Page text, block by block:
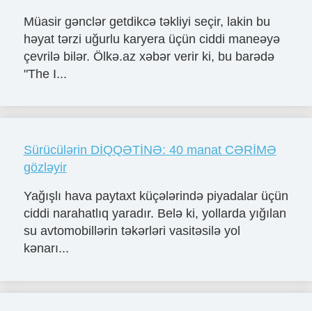
Müasir gənclər getdikcə təkliyi seçir, lakin bu
həyat tərzi uğurlu karyera üçün ciddi maneəyə
çevrilə bilər. Ölkə.az xəbər verir ki, bu barədə
"The I...
Sürücülərin DİQQƏTİNƏ: 40 manat CƏRİMƏ
gözləyir
Yağışlı hava paytaxt küçələrində piyadalar üçün
ciddi narahatlıq yaradır. Belə ki, yollarda yığılan
su avtomobillərin təkərləri vasitəsilə yol
kənarı...